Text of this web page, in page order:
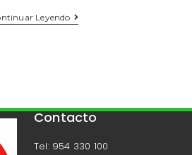
Leyendo
Contacto
Tel: 954 330 100